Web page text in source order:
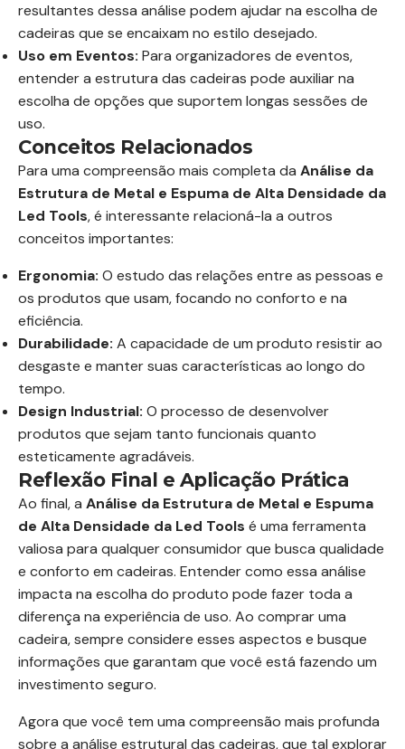
resultantes dessa análise podem ajudar na escolha de
cadeiras que se encaixam no estilo desejado.
Uso em Eventos: Para organizadores de eventos,
entender a estrutura das cadeiras pode auxiliar na
escolha de opções que suportem longas sessões de
uso.
Conceitos Relacionados
Para uma compreensão mais completa da Análise da
Estrutura de Metal e Espuma de Alta Densidade da
Led Tools, é interessante relacioná-la a outros
conceitos importantes:
Ergonomia: O estudo das relações entre as pessoas e
os produtos que usam, focando no conforto e na
eficiência.
Durabilidade: A capacidade de um produto resistir ao
desgaste e manter suas características ao longo do
tempo.
Design Industrial: O processo de desenvolver
produtos que sejam tanto funcionais quanto
esteticamente agradáveis.
Reflexão Final e Aplicação Prática
Ao final, a Análise da Estrutura de Metal e Espuma
de Alta Densidade da Led Tools é uma ferramenta
valiosa para qualquer consumidor que busca qualidade
e conforto em cadeiras. Entender como essa análise
impacta na escolha do produto pode fazer toda a
diferença na experiência de uso. Ao comprar uma
cadeira, sempre considere esses aspectos e busque
informações que garantam que você está fazendo um
investimento seguro.
Agora que você tem uma compreensão mais profunda
sobre a análise estrutural das cadeiras, que tal explorar